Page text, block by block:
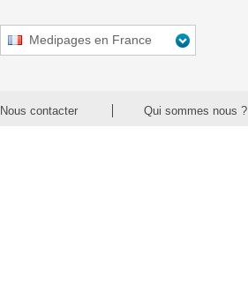
Medipages en France
Nous contacter Qui sommes nous ?